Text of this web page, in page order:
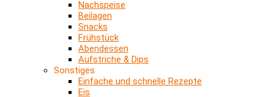
Nachspeise
Beilagen
Snacks
Frühstück
Abendessen
Aufstriche & Dips
Sonstiges
Einfache und schnelle Rezepte
Eis